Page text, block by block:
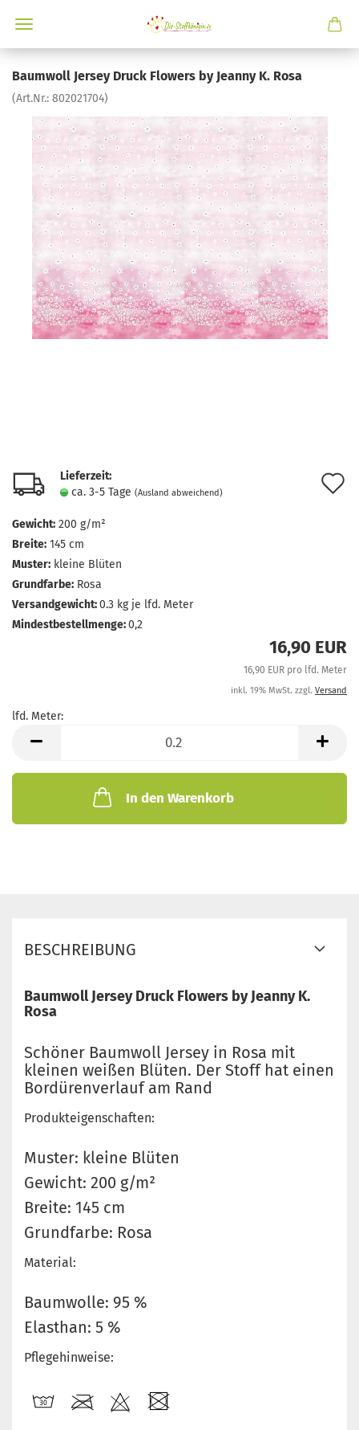
Baumwoll Jersey Druck Flowers by Jeanny K. Rosa
(Art.Nr.: 802021704)
Lieferzeit:
ca. 3-5 Tage (Ausland abweichend)
Gewicht: 200 g/m²
Breite: 145 cm
Muster: kleine Blüten
Grundfarbe: Rosa
Versandgewicht:0.3 kg je lfd. Meter
Mindestbestellmenge:0,2
16,90 EUR
16,90 EUR pro lfd. Meter
inkl. 19% MwSt. zzgl. Versand
lfd. Meter:
Meter
In den Warenkorb
BESCHREIBUNG
Baumwoll Jersey Druck Flowers by Jeanny K.
Rosa
Schöner Baumwoll Jersey in Rosa mit
kleinen weißen Blüten. Der Stoff hat einen
Bordürenverlauf am Rand
Produkteigenschaften:
Muster: kleine Blüten
Gewicht: 200 g/m²
Breite: 145 cm
Grundfarbe: Rosa
Material:
Baumwolle: 95 %
Elasthan: 5 %
Pflegehinweise: